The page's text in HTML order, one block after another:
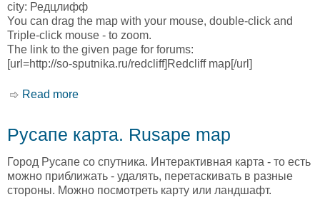
city: Редцлифф
You can drag the map with your mouse, double-click and
Triple-click mouse - to zoom.
The link to the given page for forums:
[url=http://so-sputnika.ru/redcliff]Redcliff map[/url]
Read more
Русапе карта. Rusape map
Город Русапе со спутника. Интерактивная карта - то есть
можно приближать - удалять, перетаскивать в разные
стороны. Можно посмотреть карту или ландшафт.